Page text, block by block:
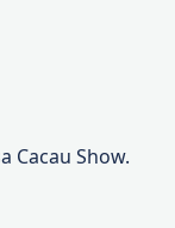
Cacau Show.